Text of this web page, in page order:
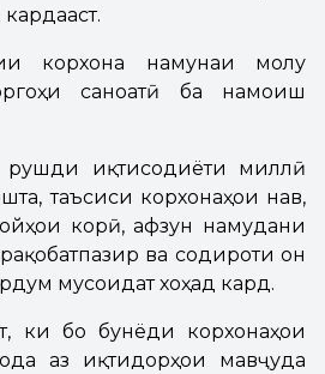
корхона намунаи молу
саноатӣ ба намоиш
рушди иқтисодиёти миллӣ
таъсиси корхонаҳои нав,
корӣ, афзун намудани
ва содироти он
мусоидат хоҳад кард.
ки бо бунёди корхонаҳои
аз иқтидорҳои мавҷуда